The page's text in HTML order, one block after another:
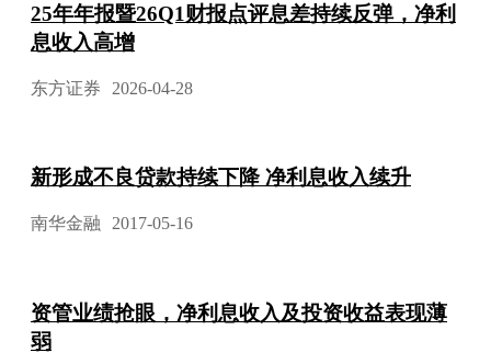
25年年报暨26Q1财报点评息差持续反弹，净利
息收入高增
东方证券 2026-04-28
新形成不良贷款持续下降 净利息收入续升
南华金融 2017-05-16
资管业绩抢眼，净利息收入及投资收益表现薄
弱